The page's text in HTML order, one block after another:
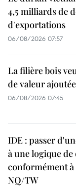
4,5 milliards de
d'exportations
06/08/2026 07:57
La filière bois
de valeur ajoutée
06/08/2026 07:45
IDE : passer
à une logique
conformément
NQ/TW